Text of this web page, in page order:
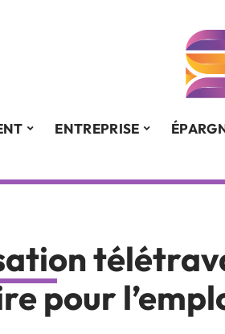
ENTREPRISE
pour